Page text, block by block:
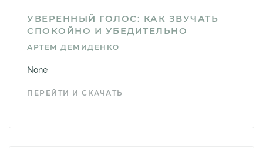
УВЕРЕННЫЙ ГОЛОС: КАК ЗВУЧАТЬ
СПОКОЙНО И УБЕДИТЕЛЬНО
АРТЕМ ДЕМИДЕНКО
None
ПЕРЕЙТИ И СКАЧАТЬ